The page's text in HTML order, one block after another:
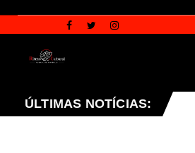
ÚLTIMAS NOTÍCIAS:
à CLDF projeto que